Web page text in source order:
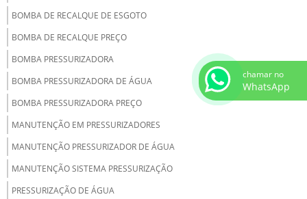
BOMBA DE RECALQUE DE ESGOTO
BOMBA DE RECALQUE PREÇO
BOMBA PRESSURIZADORA
BOMBA PRESSURIZADORA DE ÁGUA
BOMBA PRESSURIZADORA PREÇO
MANUTENÇÃO EM PRESSURIZADORES
MANUTENÇÃO PRESSURIZADOR DE ÁGUA
MANUTENÇÃO SISTEMA PRESSURIZAÇÃO
PRESSURIZAÇÃO DE ÁGUA
chamar no
WhatsApp